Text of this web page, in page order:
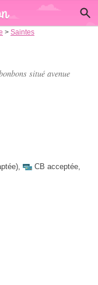
> Saintes
situé avenue
, CB acceptée,